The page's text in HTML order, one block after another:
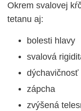
Okrem svalovej
tetanu aj:
bolesti hlavy
svalová
dýchavičnosť
zápcha
zvýšená